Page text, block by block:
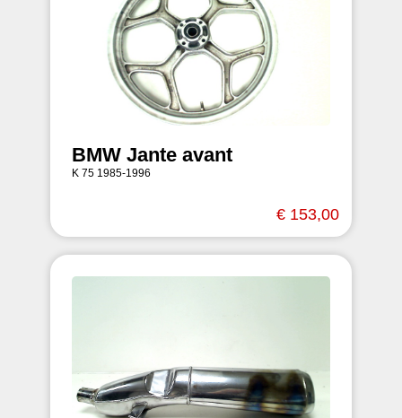
BMW Jante avant
K 75 1985-1996
€ 153,00